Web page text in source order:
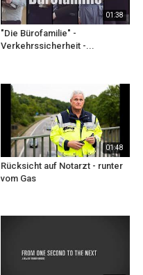
01:38
"Die Bürofamilie" -
Verkehrssicherheit -...
01:48
Rücksicht auf Notarzt - runter
vom Gas